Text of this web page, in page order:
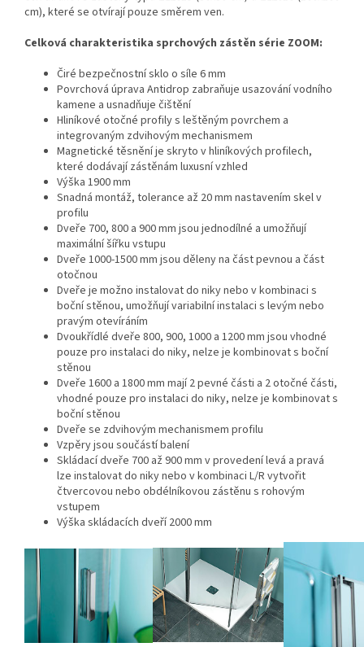
cm), které se otvírají pouze směrem ven.
Celková charakteristika sprchových zástěn série ZOOM:
Čiré bezpečnostní sklo o síle 6 mm
Povrchová úprava Antidrop zabraňuje usazování vodního
kamene a usnadňuje čištění
Hliníkové otočné profily s leštěným povrchem a
integrovaným zdvihovým mechanismem
Magnetické těsnění je skryto v hliníkových profilech,
které dodávají zástěnám luxusní vzhled
Výška 1900 mm
Snadná montáž, tolerance až 20 mm nastavením skel v
profilu
Dveře 700, 800 a 900 mm jsou jednodílné a umožňují
maximální šířku vstupu
Dveře 1000-1500 mm jsou děleny na část pevnou a část
otočnou
Dveře je možno instalovat do niky nebo v kombinaci s
boční stěnou, umožňují variabilní instalaci s levým nebo
pravým otevíráním
Dvoukřídlé dveře 800, 900, 1000 a 1200 mm jsou vhodné
pouze pro instalaci do niky, nelze je kombinovat s boční
stěnou
Dveře 1600 a 1800 mm mají 2 pevné části a 2 otočné části,
vhodné pouze pro instalaci do niky, nelze je kombinovat s
boční stěnou
Dveře se zdvihovým mechanismem profilu
Vzpěry jsou součástí balení
Skládací dveře 700 až 900 mm v provedení levá a pravá
lze instalovat do niky nebo v kombinaci L/R vytvořit
čtvercovou nebo obdélníkovou zástěnu s rohovým
vstupem
Výška skládacích dveří 2000 mm